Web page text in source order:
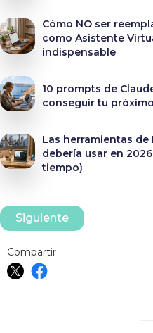
Cómo NO ser
como Asistente
indispensable
10 prompts de
conseguir tu
Las herramientas
debería usar en
tiempo)
Siguiente
Compartir